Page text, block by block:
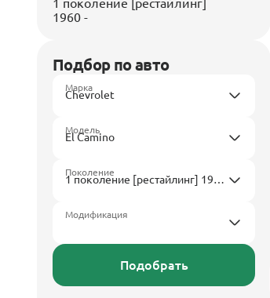
1 поколение [рестайлинг]
1960 -
Подбор по авто
Марка
Модель
Поколение
Модификация
Подобрать